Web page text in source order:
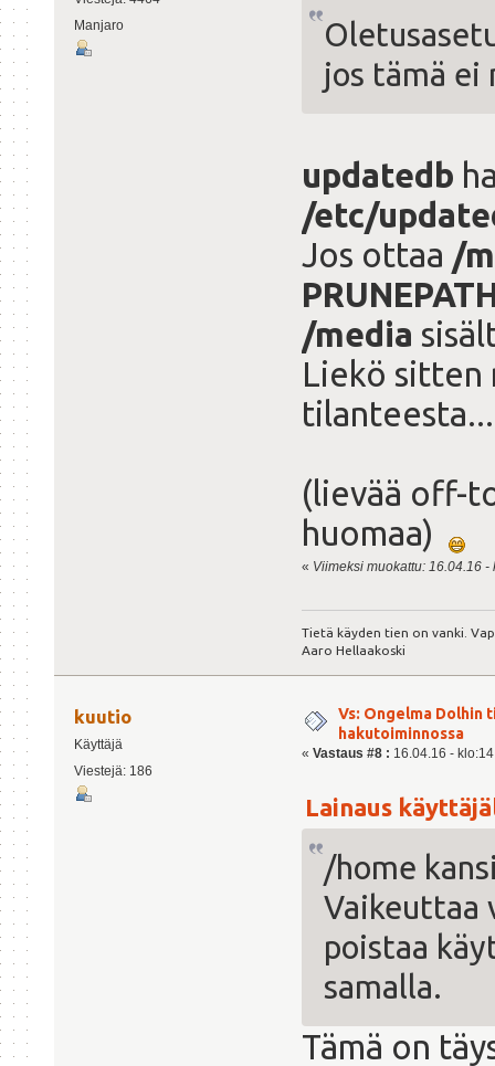
Manjaro
jos tämä ei
updatedb
/etc/
Jos ottaa /
/media
Liekö sitten
tilanteesta...
(lievää off-
huomaa)
« Viimeksi muokattu: 16.04.16
Tietä käyden tien on vanki.
Aaro Hellaakoski
kuutio
Käyttäjä
Viestejä: 186
Vs: Ongelma Dolhin
hakutoiminnossa
« Vastaus #8 : 16.04.16 -
Lainaus
/home
Vaikeuttaa
poistaa
samalla.
Tämä on